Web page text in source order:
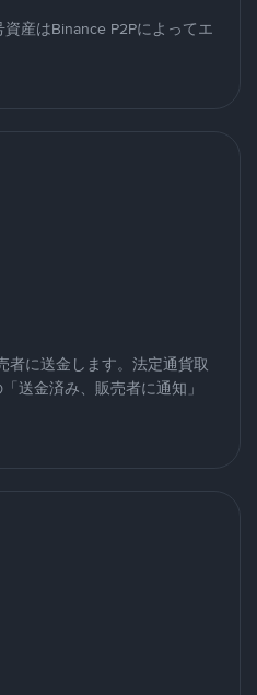
産はBinance P2Pによってエ
者に送金します。法定通貨取
送金済み、販売者に通知」